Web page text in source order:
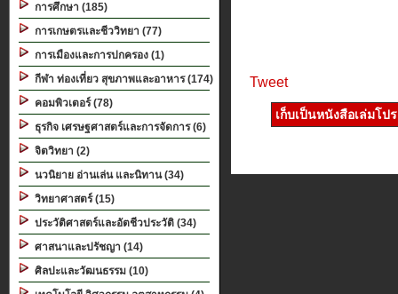
การศึกษา (185)
การเกษตรและชีววิทยา (77)
การเมืองและการปกครอง (1)
กีฬา ท่องเที่ยว สุขภาพและอาหาร (174)
คอมพิวเตอร์ (78)
ธุรกิจ เศรษฐศาสตร์และการจัดการ (6)
จิตวิทยา (2)
นวนิยาย อ่านเล่น และนิทาน (34)
วิทยาศาสตร์ (15)
ประวัติศาสตร์และอัตชีวประวัติ (34)
ศาสนาและปรัชญา (14)
ศิลปะและวัฒนธรรม (10)
Tweet
เก็บเป็นหนังสือเล่มโป